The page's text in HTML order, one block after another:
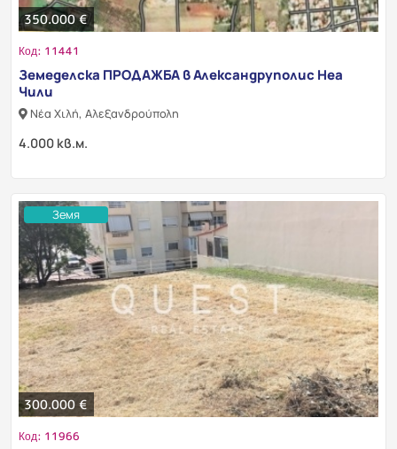
350.000 €
Код: 11441
Земеделска ПРОДАЖБА в Александруполис Неа
Чили
Νέα Χιλή, Αλεξανδρούπολη
4.000 кв.м.
Земя
300.000 €
Код: 11966